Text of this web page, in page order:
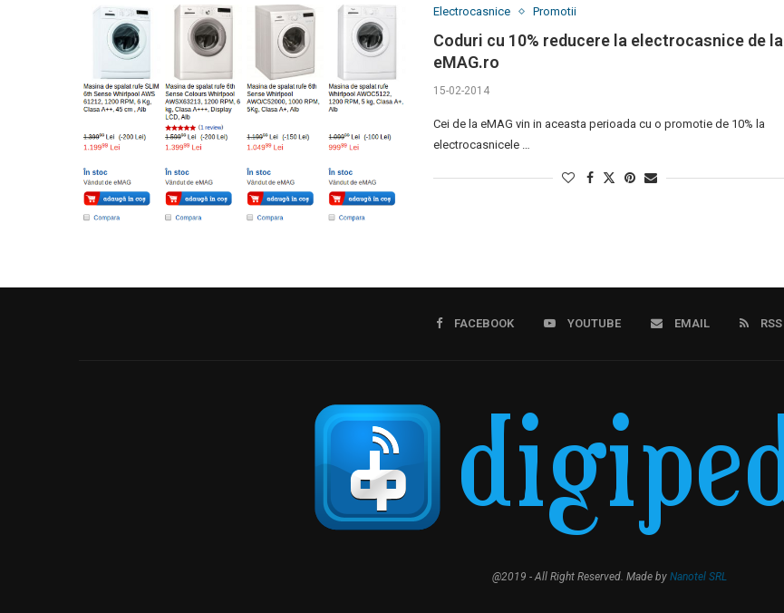
Electrocasnice Promotii
Coduri cu 10% reducere la electrocasnice de la
eMAG.ro
15-02-2014
Cei de la eMAG vin in aceasta perioada cu o promotie de 10% la
electrocasnicele …
FACEBOOK YOUTUBE EMAIL RSS
@2019 - All Right Reserved. Made by Nanotel SRL